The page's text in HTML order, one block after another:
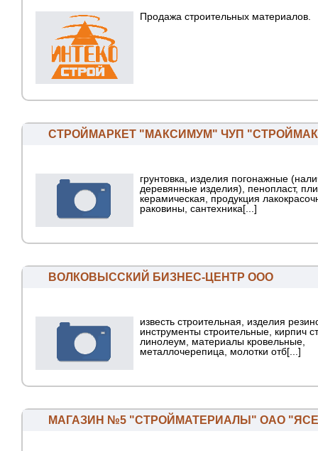
Продажа строительных материалов.
СТРОЙМАРКЕТ "МАКСИМУМ" ЧУП
грунтовка, изделия погонажные
деревянные изделия), пенопласт,
керамическая, продукция
раковины, сантехника[...]
ВОЛКОВЫССКИЙ БИЗНЕС-ЦЕНТР ООО
известь строительная, изделия
инструменты строительные, кирпич
линолеум, материалы кровельные,
металлочерепица, молотки отб[...]
МАГАЗИН №5 "СТРОЙМАТЕРИАЛЫ" ОАО